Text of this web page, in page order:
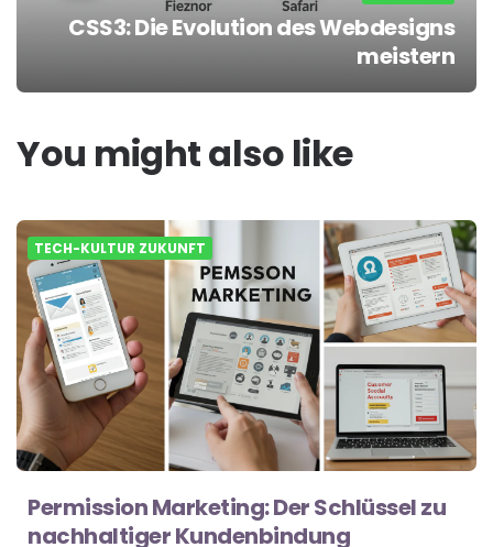
CSS3: Die Evolution des Webdesigns
meistern
You might also like
TECH-KULTUR ZUKUNFT
Permission Marketing: Der Schlüssel zu
nachhaltiger Kundenbindung